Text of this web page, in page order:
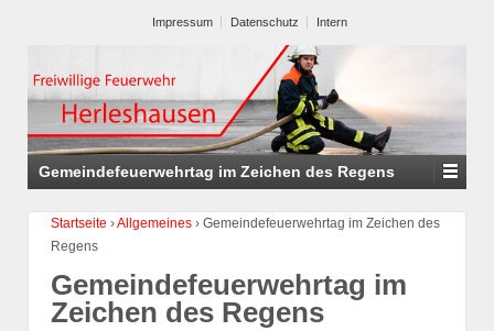
Impressum Datenschutz Intern
Gemeindefeuerwehrtag im Zeichen des Regens
Startseite ›Allgemeines › Gemeindefeuerwehrtag im Zeichen des
Regens
Gemeindefeuerwehrtag im
Zeichen des Regens